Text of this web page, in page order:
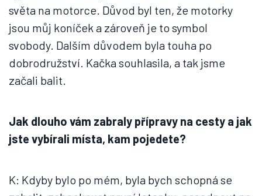
světa na motorce. Důvod byl ten, že motorky
jsou můj koníček a zároveň je to symbol
svobody. Dalším důvodem byla touha po
dobrodružství. Kačka souhlasila, a tak jsme
začali balit.
Jak dlouho vám zabraly přípravy na cesty a jak
jste vybírali místa, kam pojedete?
K: Kdyby bylo po mém, byla bych schopná se